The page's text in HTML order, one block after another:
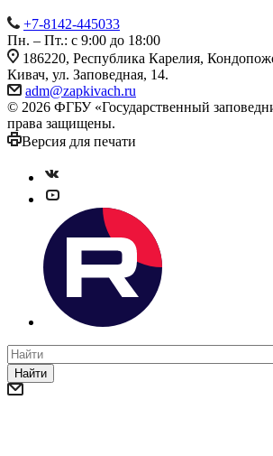
+7-8142-445033
Пн. – Пт.: с 9:00 до 18:00
186220, Республика Карелия,
Кивач, ул. Заповедная, 14.
adm@zapkivach.ru
© 2026 ФГБУ «Государственный
права защищены.
Версия для печати
Найти